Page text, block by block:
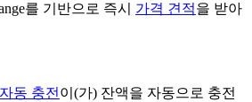
를 기반으로 즉시 가격 견적을 받아
자동 충전 이(가) 잔액을 자동으로 충전